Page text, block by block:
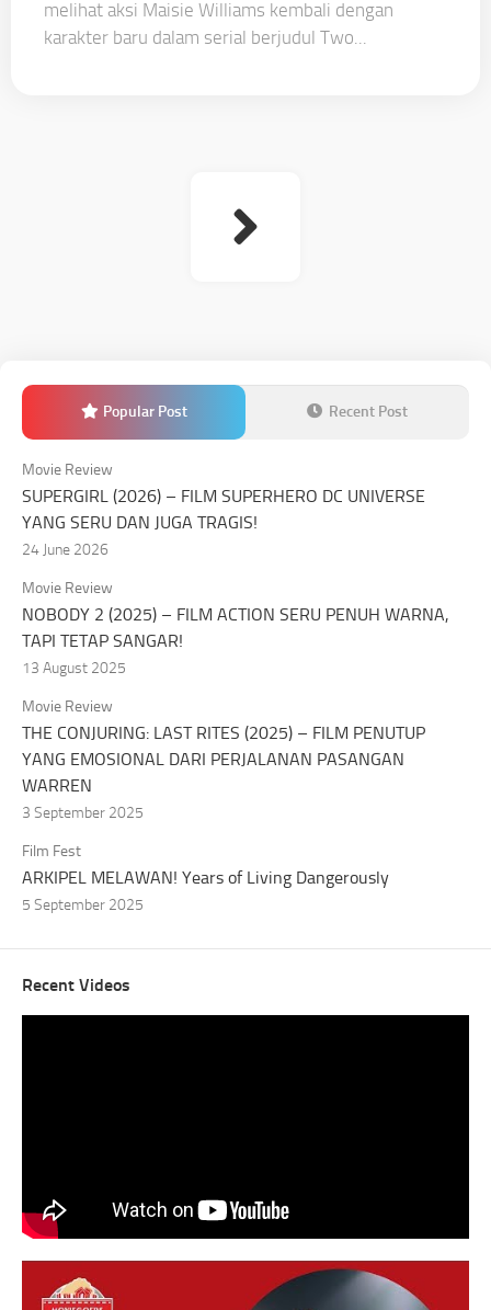
melihat aksi Maisie Williams kembali dengan
karakter baru dalam serial berjudul Two...
Popular Post Recent Post
Movie Review
SUPERGIRL (2026) – FILM SUPERHERO DC UNIVERSE
YANG SERU DAN JUGA TRAGIS!
24 June 2026
Movie Review
NOBODY 2 (2025) – FILM ACTION SERU PENUH WARNA,
TAPI TETAP SANGAR!
13 August 2025
Movie Review
THE CONJURING: LAST RITES (2025) – FILM PENUTUP
YANG EMOSIONAL DARI PERJALANAN PASANGAN
WARREN
3 September 2025
Film Fest
ARKIPEL MELAWAN! Years of Living Dangerously
5 September 2025
Recent Videos